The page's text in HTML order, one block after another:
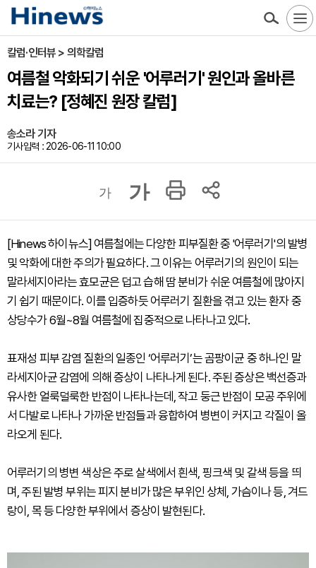
칼럼·인터뷰 > 의학칼럼
여름철 악화되기 쉬운 '어루러기' 원인과 올바른
치료는? [정혜진 원장 칼럼]
송소라 기자
기사입력 : 2026-06-11 10:00
가 가
[Hinews 하이뉴스] 여름철에는 다양한 피부질환 중 '어루러기'의 발병
및 악화에 대한 주의가 필요하다. 그 이유는 어루러기의 원인이 되는
말라세지아라는 효모균은 덥고 습해 땀 분비가 쉬운 여름철에 많아지
기 쉽기 때문이다. 이를 입증하듯 어루러기 질환을 겪고 있는 환자 중
상당수가 6월~8월 여름철에 집중적으로 나타나고 있다.
표재성 피부 감염 질환의 일종인 ‘어루러기’는 곰팡이균 중 하나인 말
라세지아균 감염에 의해 증상이 나타나게 된다. 주된 증상은 백선증과
유사한 얼룩덜룩한 반점이 나타나는데, 작고 둥근 반점이 모공 주위에
서 다발로 나타나 가까운 반점들과 융합하여 병변이 커지고 각질이 올
라오게 된다.
어루러기의 병변 색상은 주로 살색에서 흰색, 핑크색 및 갈색 등을 띄
며, 주된 발병 부위는 피지 분비가 많은 부위인 상체, 가슴이나 등, 겨드
랑이, 목 등 다양한 부위에서 증상이 발현된다.